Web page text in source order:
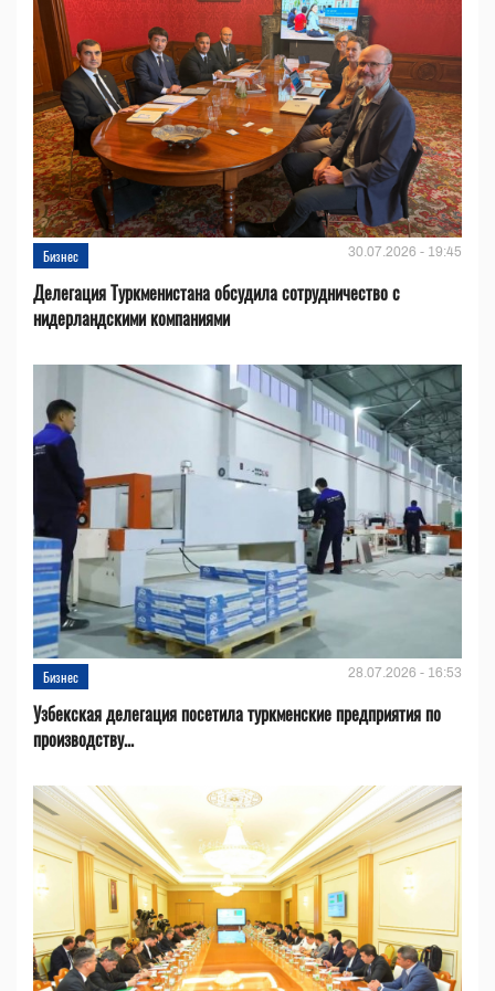
Бизнес 30.07.2026 - 19:45
Делегация Туркменистана обсудила сотрудничество с
нидерландскими компаниями
Бизнес 28.07.2026 - 16:53
Узбекская делегация посетила туркменские предприятия по
производству...